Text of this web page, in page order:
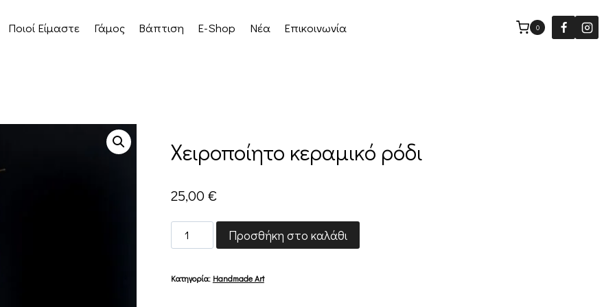
Ποιοί Είμαστε Γάμος Βάπτιση E-Shop Νέα Επικοινωνία 0
Χειροποίητο κεραμικό ρόδι
25,00 €
Χειροποίητο
κεραμικό
ποσότητα
Προσθήκη στο καλάθι
Κατηγορία: Handmade Art